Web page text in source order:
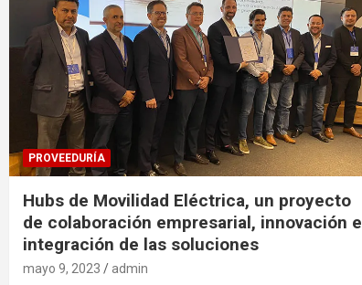
PROVEEDURÍA
Hubs de Movilidad Eléctrica, un proyecto
de colaboración empresarial, innovación e
integración de las soluciones
mayo 9, 2023 admin